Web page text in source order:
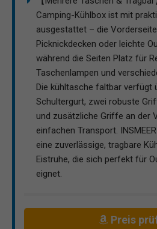
Camping-Kühlbox ist mit
ausgestattet – die
Picknickdecken oder leichte
während die Seiten Platz für
Taschenlampen und
Die kühltasche faltbar verfügt
Schultergurt, zwei robuste
und zusätzliche Griffe an der
einfachen Transport.
eine zuverlässige, tragbare
Eistruhe, die sich perfekt für
eignet.
Preis